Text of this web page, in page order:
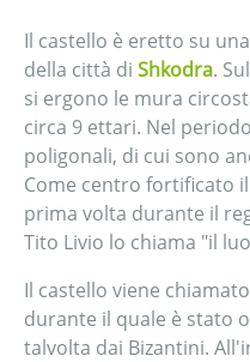
Il castello è eretto su
della città di Shkodra.
si ergono le mura
circa 9 ettari. Nel
poligonali, di cui sono
Come centro fortificato
prima volta durante il
Tito Livio lo chiama "il
Il castello viene chiamato
durante il quale è stato
talvolta dai Bizantini.